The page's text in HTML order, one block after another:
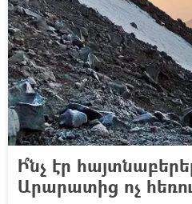
Ի՞նչ էր
Արարատից ոչ հեռու